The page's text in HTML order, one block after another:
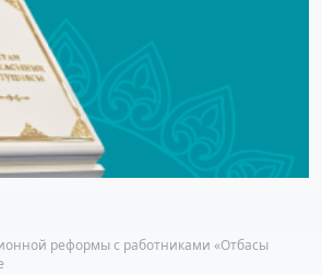
реформы с работниками «Отбасы